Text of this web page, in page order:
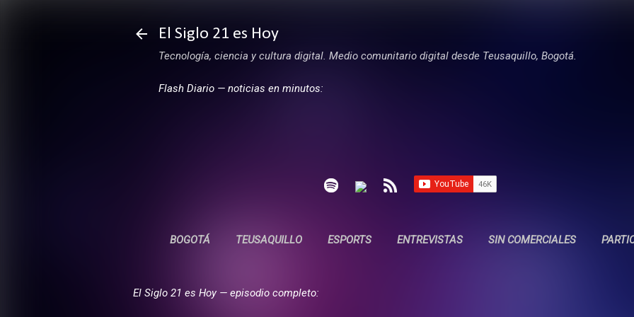
El Siglo 21 es Hoy
Tecnología, ciencia y cultura digital. Medio comunitario digital desde Teusaquillo, Bogotá.
Flash Diario — noticias en minutos:
BOGOTÁ TEUSAQUILLO ESPORTS ENTREVISTAS SIN COMERCIALES
El Siglo 21 es Hoy — episodio completo: